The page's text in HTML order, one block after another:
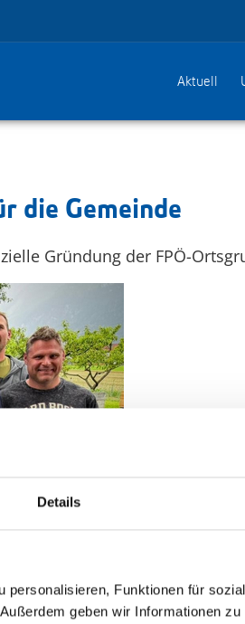
Details
Funktionen für
geben wir Informationen
Aktuell
die Gemeinde
Gründung der FPÖ-